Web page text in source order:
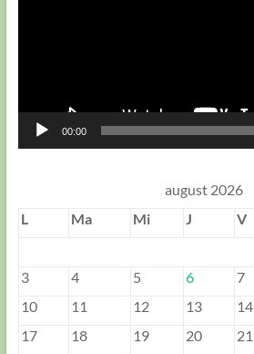
00:00
august 2026
L
Ma Mi J V
3
4 5 6 7
10
11 12 13 14
17
18 19 20 21